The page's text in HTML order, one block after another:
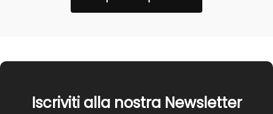
Iscriviti alla nostra Newsletter